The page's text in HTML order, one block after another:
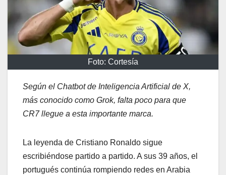
Foto: Cortesía
Según el Chatbot de Inteligencia Artificial de X,
más conocido como Grok, falta poco para que
CR7 llegue a esta importante marca.
La leyenda de Cristiano Ronaldo sigue
escribiéndose partido a partido. A sus 39 años, el
portugués continúa rompiendo redes en Arabia